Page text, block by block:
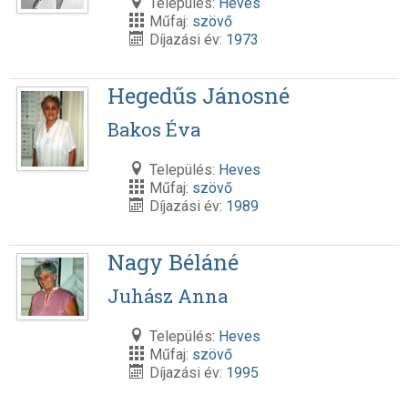
Település: Heves
Műfaj: szövő
Díjazási év: 1973
Hegedűs Jánosné
Bakos Éva
Település: Heves
Műfaj: szövő
Díjazási év: 1989
Nagy Béláné
Juhász Anna
Település: Heves
Műfaj: szövő
Díjazási év: 1995